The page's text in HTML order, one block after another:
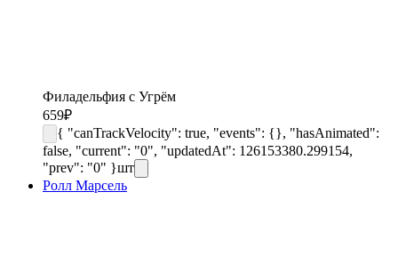
Филадельфия с Угрём
659₽
{ "canTrackVelocity": true, "events": {}, "hasAnimated":
false, "current": "0", "updatedAt": 126153380.299154,
"prev": "0" }шт
Ролл Марсель